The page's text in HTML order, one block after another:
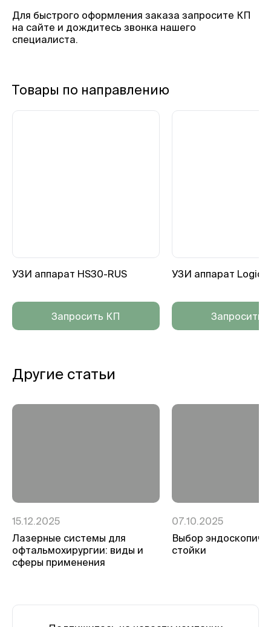
Для быстрого оформления заказа запросите КП
на сайте и дождитесь звонка нашего
специалиста.
Товары по направлению
УЗИ аппарат HS30-RUS
Запросить КП
УЗИ аппарат Logiq
Запросить
Другие статьи
15.12.2025
Лазерные системы для
офтальмохирургии: виды и
сферы применения
07.10.2025
Выбор
стойки